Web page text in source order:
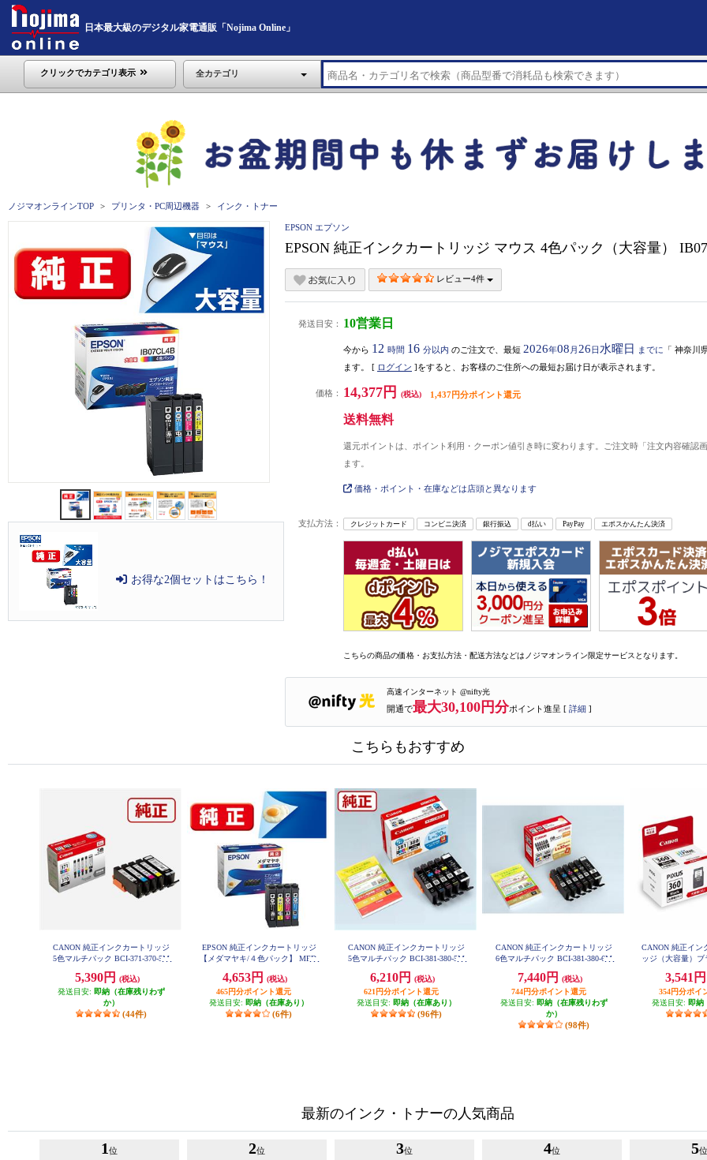
日本最大級のデジタル家電通販「Nojima Online」
クリックでカテゴリ表示 全カテゴリ
ノジマオンラインTOP プリンタ・PC周辺機器 インク・トナー
お得な2個セットはこちら！
EPSON エプソン
EPSON 純正インクカートリッジ マウス 4色パック（大容量）
レビュー4件
発送目安： 10営業日
今から 12 時間 16 分以内 のご注文で、最短 2026年08 月 26日 水曜日 までに 「 神奈川
ます。 [ ログイン ]をすると、お客様のご住所への最短お届け日が表示されます。
価格： 14,377円 (税込) 1,437円分ポイント還元
送料無料
還元ポイントは、ポイント利用・クーポン値引き時に変わります。ご注文時「注文内容確認
ます。
価格・ポイント・在庫などは店頭と異なります
支払方法： クレジットカード コンビニ決済 銀行振込 d払い PayPay エポスかんたん決済
こちらの商品の価格・お支払方法・配送方法などはノジマオンライン限定サービスとなります。
高速インターネット @nifty光
開通で最大30,100円分ポイント進呈 [ 詳細 ]
こちらもおすすめ
CANON 純正インクカートリッジ
5色マルチパック BCI-371-370-5M
5,390円
(税込)
発送目安: 即納（在庫残りわず
か）
(44件)
EPSON 純正インクカートリッジ
【メダマヤキ/４色パック】 MED-
4,653円
(税込)
465円分ポイント還元
発送目安: 即納（在庫あり）
(6件)
CANON 純正インクカートリッジ
5色マルチパック BCI-381-380-5M
6,210円
(税込)
621円分ポイント還元
発送目安: 即納（在庫あり）
(96件)
CANON 純正インクカートリッジ
6色マルチパック BCI-381-380-6M
7,440円
(税込)
744円分ポイント還元
発送目安: 即納（在庫残りわず
か）
(98件)
CANON 純正イン
ッジ（大容量）ブ
3,541円
354円分ポイ
発送目安: 即納
最新のインク・トナーの人気商品
1 位 2位 3位 4位 5位